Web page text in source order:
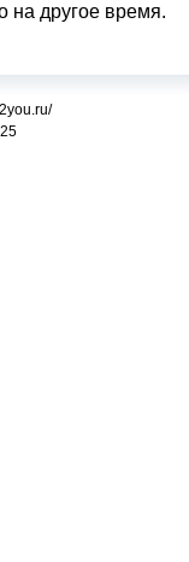
на другое время.